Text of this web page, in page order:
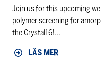
Join us for this upcoming
polymer screening for
the Crystal16!...
LÄS MER